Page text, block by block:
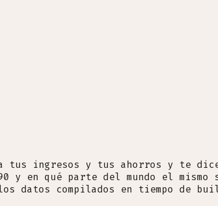
tus ingresos y tus ahorros y te
y en qué parte del mundo el
datos compilados en tiempo de